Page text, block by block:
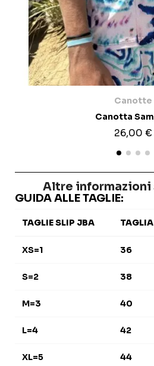
Canotte
Canotta
26,00 €
Altre
GUIDA ALLE TAGLIE:
TAGLIE SLIP JBA TAGLIA
XS=1 36
S=2 38
M=3 40
L=4 42
XL=5 44